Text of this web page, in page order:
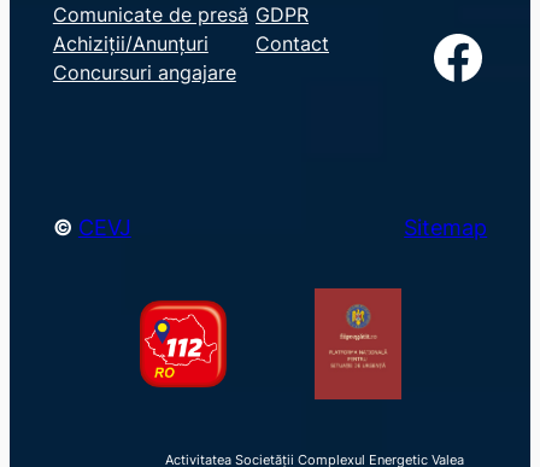
a
r
c
Comunicate de presă
Achiziții/Anunțuri
Concursuri angajare
GDPR
Contact
Facebook
© CEVJ Sitemap
Activitatea Societății Complexul Energetic Valea